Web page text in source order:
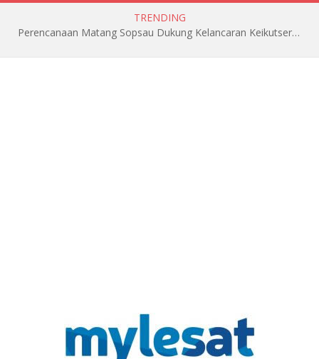
TRENDING
Perencanaan Matang Sopsau Dukung Kelancaran Keikutsertaan TNI AU di Pitch Black 2026